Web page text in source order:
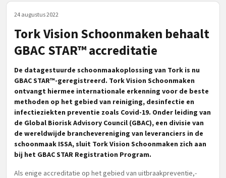
24 augustus 2022
Tork Vision Schoonmaken behaalt
GBAC STAR™ accreditatie
De datagestuurde schoonmaakoplossing van Tork is nu
GBAC STAR™-geregistreerd. Tork Vision Schoonmaken
ontvangt hiermee internationale erkenning voor de beste
methoden op het gebied van reiniging, desinfectie en
infectieziekten preventie zoals Covid-19. Onder leiding van
de Global Biorisk Advisory Council (GBAC), een divisie van
de wereldwijde branchevereniging van leveranciers in de
schoonmaak ISSA, sluit Tork Vision Schoonmaken zich aan
bij het GBAC STAR Registration Program.
Als enige accreditatie op het gebied van uitbraakpreventie,-